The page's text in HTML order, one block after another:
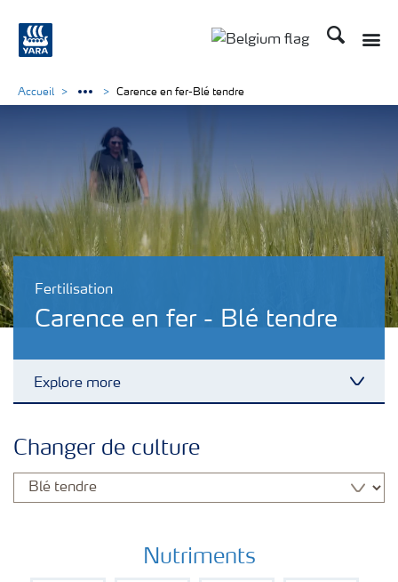
Recherche
Fertilisation
Carence en fer - Blé tendre
Explore more
Engrais
Outils et services
Accueil Carence en fer-Blé tendre
Changer de culture
Nutriments